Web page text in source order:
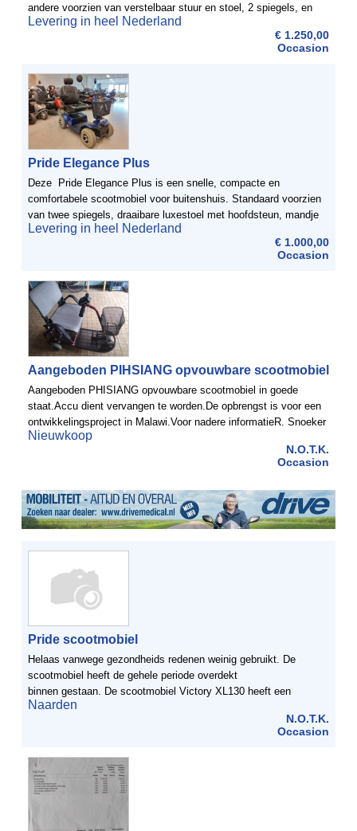
andere voorzien van verstelbaar stuur en stoel, 2 spiegels, en
een mandje.ScootmobielDiscount heeft een ...
Levering in heel Nederland
€ 1.250,00
Occasion
Pride Elegance Plus
Deze Pride Elegance Plus is een snelle, compacte en
comfortabele scootmobiel voor buitenshuis. Standaard voorzien
van twee spiegels, draaibare luxestoel met hoofdsteun, mandje
en anti-slip mat. ScootmobielDiscount heeft een ...
Levering in heel Nederland
€ 1.000,00
Occasion
Aangeboden PIHSIANG opvouwbare scootmobiel
Aangeboden PHISIANG opvouwbare scootmobiel in goede
staat.Accu dient vervangen te worden.De opbrengst is voor een
ontwikkelingsproject in Malawi.Voor nadere informatieR. Snoeker
Jan van der Haarpark 8 2421 AS Nieuwkoop tel.06 11 38 19 49 ...
Nieuwkoop
N.O.T.K.
Occasion
Pride scootmobiel
Helaas vanwege gezondheids redenen weinig gebruikt. De
scootmobiel heeft de gehele periode overdekt
binnen gestaan. De scootmobiel Victory XL130 heeft een
moderne uitvoering en een eenvoudige bediening. De
Naarden
N.O.T.K.
Occasion